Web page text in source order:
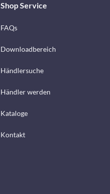
Shop Service
FAQs
Downloadbereich
Händlersuche
Händler werden
Kataloge
Kontakt